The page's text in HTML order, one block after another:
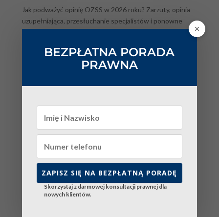
Jak podważyć opinię OZSS w 2026 roku? Zarzuty, opinia
uzupełniająca, przesłuchanie specjalistów i ponowne
Reforma prawa rodzinnego 2026 — piecza współdzielona,
alimenty natychmiastowe i rozwód bez orzekania o winie.
Kompletny przewodnik
Bez kategorii
mediacja
Odszkodowania
Poradniki
BEZPŁATNA PORADA
PRAWNA
ZAPISZ SIĘ NA BEZPŁATNĄ PORADĘ
Skorzystaj z darmowej konsultacji prawnej dla
nowych klientów.